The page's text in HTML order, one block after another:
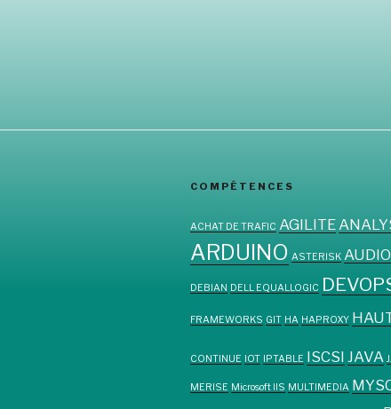
COMPÉTENCES
ACHAT DE TRAFIC AGILITE
ARDUINO ASTERISK AUDIO
DEBIAN DELL EQUALLOGIC
FRAMEWORKS GIT HA HAPROXY
CONTINUE IOT IPTABLE ISCSI JAVA
MERISE Microsoft IIS MULTIMEDIA